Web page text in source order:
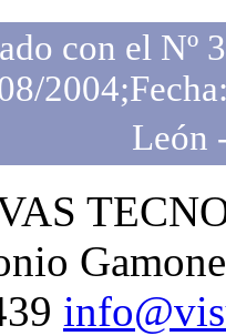
con el Nº
León